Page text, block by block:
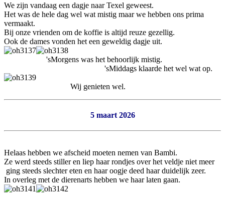
We zijn vandaag een dagje naar Texel geweest.
Het was de hele dag wel wat mistig maar we hebben ons prima
vermaakt.
Bij onze vrienden om de koffie is altijd reuze gezellig.
Ook de dames vonden het een geweldig dagje uit.
'sMorgens was het behoorlijk mistig.
'sMiddags klaarde het wel wat op.
Wij genieten wel.
5 maart 2026
Helaas hebben we afscheid moeten nemen van Bambi.
Ze werd steeds stiller en liep haar rondjes over het veldje niet meer
ging steeds slechter eten en haar oogje deed haar duidelijk zeer.
In overleg met de dierenarts hebben we haar laten gaan.